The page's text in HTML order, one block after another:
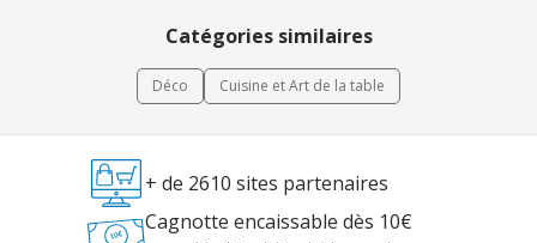
Catégories similaires
Déco Cuisine et Art de la table
+ de 2610 sites partenaires
Cagnotte encaissable dès 10€